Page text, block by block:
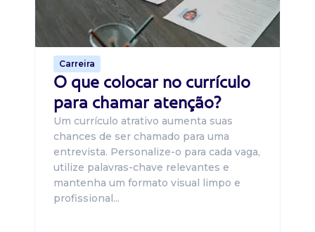
Carreira
O que colocar no currículo
para chamar atenção?
Um currículo atrativo aumenta suas
chances de ser chamado para uma
entrevista. Personalize-o para cada vaga,
utilize palavras-chave relevantes e
mantenha um formato visual limpo e
profissional...